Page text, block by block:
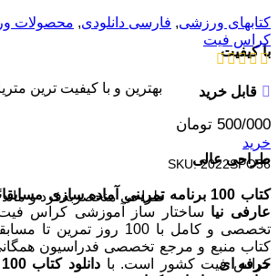
با کیفیت
بهترین و با کیفیت ترین
طراحی عالی
طراحی منحصربه‌فرد و
حرفه ای
کتابهای ورزشی, فارسی دانلودی, محصولات
کراس فیت
قابل خرید
500/000 تومان
خرید
SKU:2022SPO56
کتاب 100 برنامه تمرینی آماده سازی
عارفی نیا ساختار ساز آموزشی کراس فیت
تخصصی و کامل با 100 روز
کتاب منبع و مرجع تخصصی فدراسیون
کراس فیت کشور است. با